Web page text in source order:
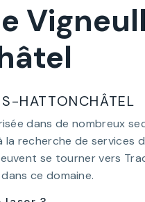
HATTONCHÂTEL
dans de nombreux
recherche de services
se tourner vers
ce domaine.